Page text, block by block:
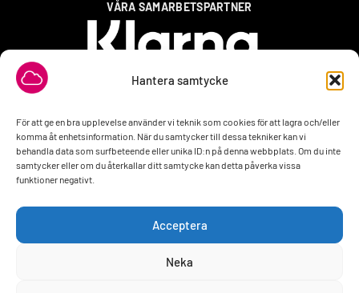
Hantera samtycke
För att ge en bra upplevelse använder vi teknik som cookies för att lagra och/eller
komma åt enhetsinformation. När du samtycker till dessa tekniker kan vi
behandla data som surfbeteende eller unika ID:n på denna webbplats. Om du inte
samtycker eller om du återkallar ditt samtycke kan detta påverka vissa
funktioner negativt.
Acceptera
Neka
VÅRA SAMARBETSPARTNER